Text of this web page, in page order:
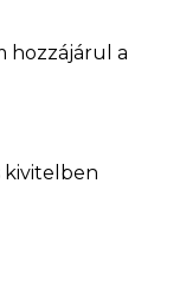
hozzájárul a
kivitelben